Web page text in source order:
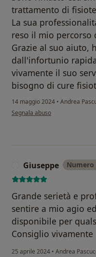
trattamento di
La sua
reso il mio percorso
Grazie al suo aiuto,
dall'infortunio
vivamente il suo
bisogno di cure
14 maggio 2024 • Andrea
secondo l'opinione dell'utente
Segnala abuso
Giuseppe
Grande serietà e
sentire a mio agio
disponibile per
Consiglio vivamente
25 aprile 2024 • Andrea